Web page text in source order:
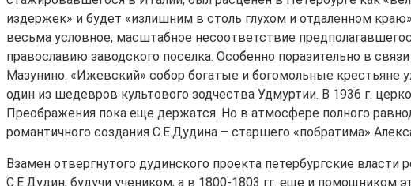
издержек» и будет «излишним в столь глухом и отдаленном
весьма условное, масштабное несоответствие
православию заводского поселка. Особенно поразительно в
Мазунино. «Ижевский» собор богатые и богомольные крестьяне
один из шедевров культового зодчества Удмуртии. В 1936 г.
Преображения пока еще держатся. Но в атмосфере полного
романтичного создания С.Е.Дудина – старшего «побратима»
Взамен отвергнутого дудинского проекта петербургские
С.Е.Дудин, будучи учеником, а в 1800-1803 гг. еще и помощником